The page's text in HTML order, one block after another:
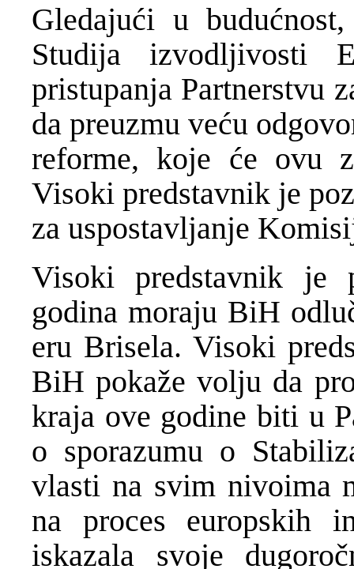
Gledajući u
Studija izvodljivosti
pristupanja Partnerstvu
da preuzmu veću
reforme, koje će ovu
Visoki predstavnik je
za uspostavljanje
Visoki predstavnik je
godina moraju BiH
eru Brisela. Visoki
BiH pokaže volju da
kraja ove godine biti u
o sporazumu o
vlasti na svim nivoima
na proces europskih
iskazala svoje